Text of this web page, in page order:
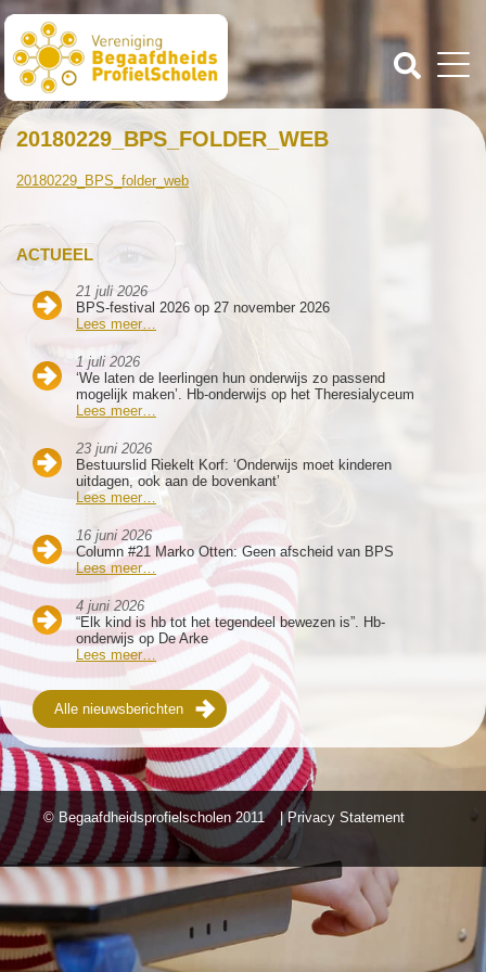
ACTUEEL
21 juli 2026
BPS-festival 2026 op 27 november 2026
Lees meer…
1 juli 2026
‘We laten de leerlingen hun onderwijs zo passend
mogelijk maken’. Hb-onderwijs op het Theresialyceum
Lees meer…
23 juni 2026
Bestuurslid Riekelt Korf: ‘Onderwijs moet kinderen
uitdagen, ook aan de bovenkant’
Lees meer…
16 juni 2026
Column #21 Marko Otten: Geen afscheid van BPS
Lees meer…
4 juni 2026
“Elk kind is hb tot het tegendeel bewezen is”. Hb-
onderwijs op De Arke
Lees meer…
Alle nieuwsberichten
20180229_BPS_FOLDER_WEB
20180229_BPS_folder_web
© Begaafdheidsprofielscholen 2011 | Privacy Statement